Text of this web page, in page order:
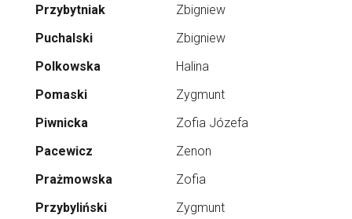
Przybytniak
Zbigniew
Puchalski
Zbigniew
Polkowska
Halina
Pomaski
Zygmunt
Piwnicka
Zofia Józefa
Pacewicz
Zenon
Prażmowska
Zofia
Przybyliński
Zygmunt